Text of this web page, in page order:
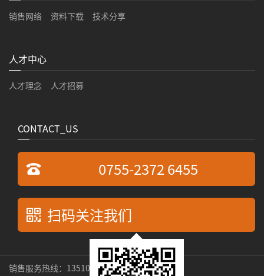
销售网络 资料下载 技术分享
人才中心
人才理念 人才招募
CONTACT_US
0755-2372 6455
扫码关注我们
销售服务热线：13510269529 张先生